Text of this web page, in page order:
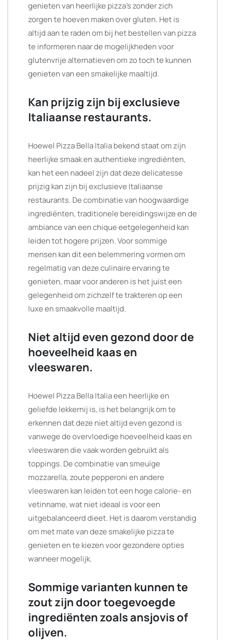
genieten van heerlijke pizza’s zonder zich
zorgen te hoeven maken over gluten. Het is
altijd aan te raden om bij het bestellen van pizza
te informeren naar de mogelijkheden voor
glutenvrije alternatieven om zo toch te kunnen
genieten van een smakelijke maaltijd.
Kan prijzig zijn bij exclusieve
Italiaanse restaurants.
Hoewel Pizza Bella Italia bekend staat om zijn
heerlijke smaak en authentieke ingrediënten,
kan het een nadeel zijn dat deze delicatesse
prijzig kan zijn bij exclusieve Italiaanse
restaurants. De combinatie van hoogwaardige
ingrediënten, traditionele bereidingswijze en de
ambiance van een chique eetgelegenheid kan
leiden tot hogere prijzen. Voor sommige
mensen kan dit een belemmering vormen om
regelmatig van deze culinaire ervaring te
genieten, maar voor anderen is het juist een
gelegenheid om zichzelf te trakteren op een
luxe en smaakvolle maaltijd.
Niet altijd even gezond door de
hoeveelheid kaas en
vleeswaren.
Hoewel Pizza Bella Italia een heerlijke en
geliefde lekkernij is, is het belangrijk om te
erkennen dat deze niet altijd even gezond is
vanwege de overvloedige hoeveelheid kaas en
vleeswaren die vaak worden gebruikt als
toppings. De combinatie van smeuïge
mozzarella, zoute pepperoni en andere
vleeswaren kan leiden tot een hoge calorie- en
vetinname, wat niet ideaal is voor een
uitgebalanceerd dieet. Het is daarom verstandig
om met mate van deze smakelijke pizza te
genieten en te kiezen voor gezondere opties
wanneer mogelijk.
Sommige varianten kunnen te
zout zijn door toegevoegde
ingrediënten zoals ansjovis of
olijven.